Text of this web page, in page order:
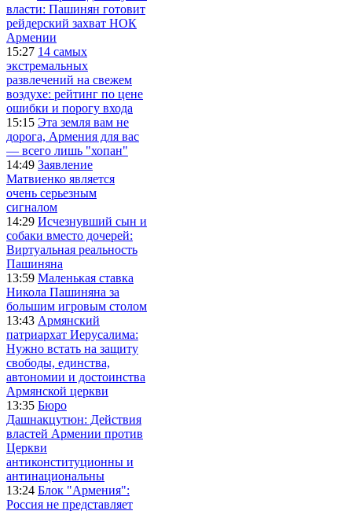
власти: Пашинян готовит
рейдерский захват НОК
Армении
15:27 14 самых
экстремальных
развлечений на свежем
воздухе: рейтинг по цене
ошибки и порогу входа
15:15 Эта земля вам не
дорога, Армения для вас
— всего лишь "хопан"
14:49 Заявление
Матвиенко является
очень серьезным
сигналом
14:29 Исчезнувший сын и
собаки вместо дочерей:
Виртуальная реальность
Пашиняна
13:59 Маленькая ставка
Никола Пашиняна за
большим игровым столом
13:43 Армянский
патриархат Иерусалима:
Нужно встать на защиту
свободы, единства,
автономии и достоинства
Армянской церкви
13:35 Бюро
Дашнакцутюн: Действия
властей Армении против
Церкви
антиконституционны и
антинациональны
13:24 Блок "Армения":
Россия не представляет